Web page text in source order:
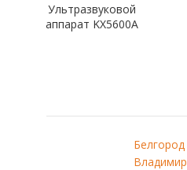
Ультразвуковой
аппарат KX5600A
Белгород
Владимир